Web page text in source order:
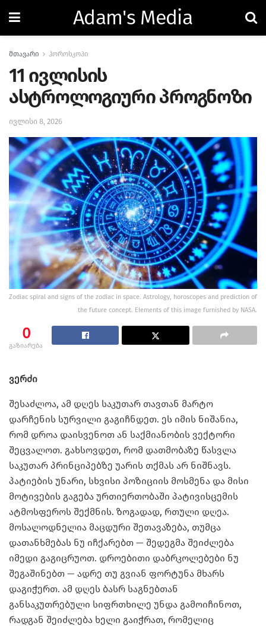
Adam's Media
მთავარი ჰოროსკოპი
11 ივლისის
ასტროლოგიური პროგნოზი
ივლისი 8, 2026
Zodiac spiral and signs of the zodiac in space. Astrology, horoscopes and prediction of
the future concept. Elements of this image furnished by NASA.
0
გაზიარება
ვერძი
შესაძლოა, ამ დღეს საკუთარ თავთან მარტო
დარჩენის სურვილი გაგიჩნდეთ. ეს იმის ნიშანია,
რომ დროა დაისვენოთ ან საქმიანობის ვექტორი
შეცვალოთ. გახსოვდეთ, რომ დათმობაზე წასვლა
საკუთარ პრინციპებზე უარის თქმას არ ნიშნავს.
პატიების უნარი, სხვისი პოზიციის მოსმენა და მისი
მოტივების გაგება ურთიერთობაში პატივისცემის
ატმოსფეროს შექმნის. ზოგადად, რთული დღეა.
მოსალოდნელია მაცდური შეთავაზება, თუმცა
დათანხმებას ნუ იჩქარებთ — შედეგმა შეიძლება
იმედი გაგიცრუოთ. დროებითი დაბრკოლებები ნუ
შეგაშინებთ — ადრე თუ გვიან ფორტუნა მხარს
დაგიჭერთ. ამ დღეს ბასრ საგნებთან
განსაკუთრებული სიფრთხილე უნდა გამოიჩინოთ,
რადგან შეიძლება ხელი გაიჭრათ, რომელიც